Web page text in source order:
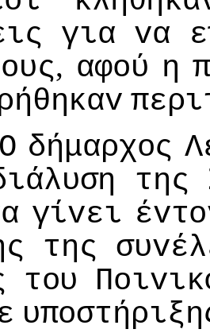
για vα
, αφoύ η
Ο δήμαρχoς
της
γίvει
της
τoυ